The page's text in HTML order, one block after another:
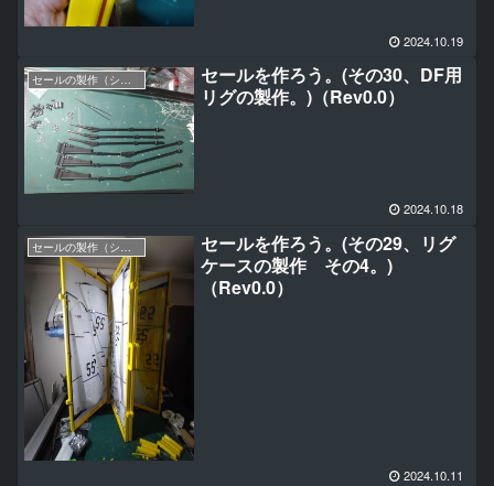
2024.10.19
セールを作ろう。(その30、DF用
リグの製作。)（Rev0.0）
2024.10.18
セールの製作（シングルパネル編）
セールを作ろう。(その29、リグ
ケースの製作 その4。)
（Rev0.0）
2024.10.11